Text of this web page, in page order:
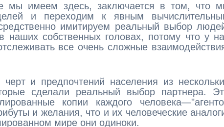
мы имеем здесь, заключается в том, что
и переходим к явным
имитируем реальный выбор
собственных головах, потому что у
все очень сложные
и предпочтений населения из
сделали реальный выбор партнера.
копии каждого
и желания, что и их человеческие
мире они одиноки.